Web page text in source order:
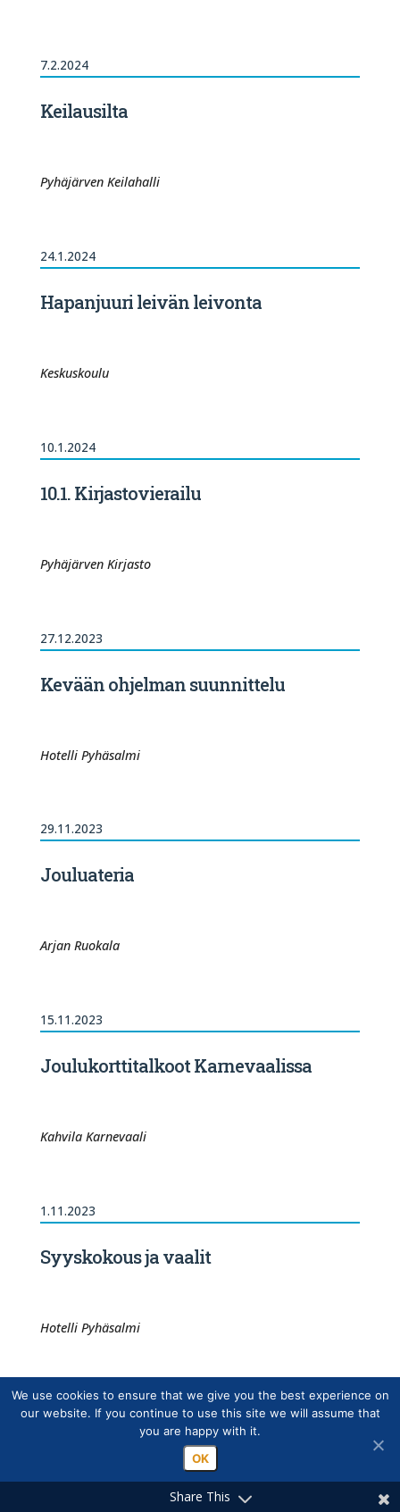
7.2.2024
Keilausilta
Pyhäjärven Keilahalli
24.1.2024
Hapanjuuri leivän leivonta
Keskuskoulu
10.1.2024
10.1. Kirjastovierailu
Pyhäjärven Kirjasto
27.12.2023
Kevään ohjelman suunnittelu
Hotelli Pyhäsalmi
29.11.2023
Jouluateria
Arjan Ruokala
15.11.2023
Joulukorttitalkoot Karnevaalissa
Kahvila Karnevaali
1.11.2023
Syyskokous ja vaalit
Hotelli Pyhäsalmi
20.10.2023
Kuvernöörin vierailu 20.10.
Share This
We use cookies to ensure that we give you the best experience on
our website. If you continue to use this site we will assume that
you are happy with it.
OK